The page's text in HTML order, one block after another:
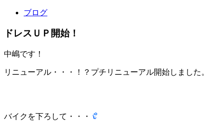
ブログ
ドレスＵＰ開始！
中嶋です！
リニューアル・・・！？プチリニューアル開始しました。
バイクを下ろして・・・